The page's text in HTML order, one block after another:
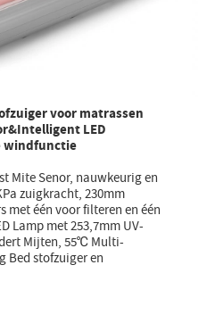
voor matrassen
LED
windfunctie
Mite Senor, nauwkeurig en
zuigkracht, 230mm
met één voor filteren en één
Lamp met 253,7mm UV-
Mijten, 55℃ Multi-
Bed stofzuiger en